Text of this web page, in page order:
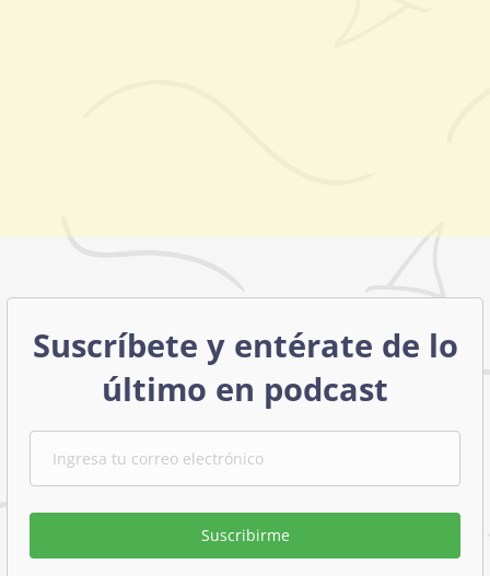
Suscríbete y entérate de lo
último en podcast
Suscribirme